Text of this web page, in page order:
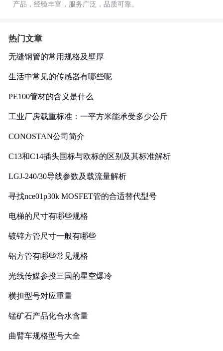
产品，经验丰富，服务广泛，品质可靠。
热门文章
无缝钢管的常用规格及壁厚
生活中常见的传感器有哪些呢
PE100管材的含义是什么
工业厂房载重标准：一平方米能承受多少公斤
CONOSTAN公司简介
C13和C14插头国标与欧标的区别及其标准解析
LGJ-240/30导线参数及载流量解析
寻找nce01p30k MOSFET管的合适替代型号
电梯的尺寸有哪些规格
镀锌方管尺寸一般有哪些
铝方管有哪些常见规格
光线传媒参投三国的星空爆冷
横担型号对应重量
锰矿石产品化合水含量
曲臂车规格型号大全